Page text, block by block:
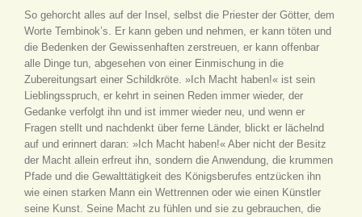
So gehorcht alles auf der Insel, selbst die Priester der Götter, dem
Worte Tembinok’s. Er kann geben und nehmen, er kann töten und
die Bedenken der Gewissenhaften zerstreuen, er kann offenbar
alle Dinge tun, abgesehen von einer Einmischung in die
Zubereitungsart einer Schildkröte. »Ich Macht haben!« ist sein
Lieblingsspruch, er kehrt in seinen Reden immer wieder, der
Gedanke verfolgt ihn und ist immer wieder neu, und wenn er
Fragen stellt und nachdenkt über ferne Länder, blickt er lächelnd
auf und erinnert daran: »Ich Macht haben!« Aber nicht der Besitz
der Macht allein erfreut ihn, sondern die Anwendung, die krummen
Pfade und die Gewalttätigkeit des Königsberufes entzücken ihn
wie einen starken Mann ein Wettrennen oder wie einen Künstler
seine Kunst. Seine Macht zu fühlen und sie zu gebrauchen, die